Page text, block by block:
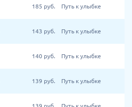
185 руб. Путь к улыбке
143 руб. Путь к улыбке
140 руб. Путь к улыбке
139 руб. Путь к улыбке